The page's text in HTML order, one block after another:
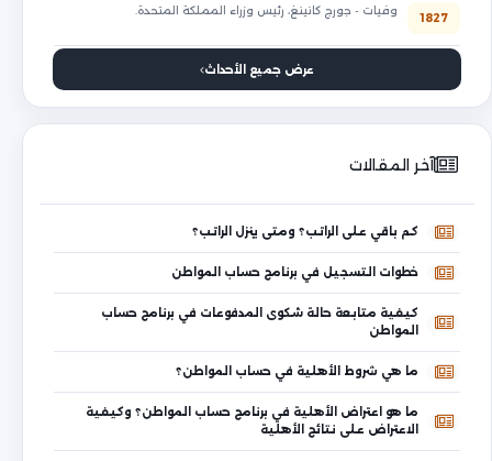
1827
وفيات - جورج كانينغ، رئيس وزراء المملكة المتحدة.
عرض جميع الأحداث
آخر المقالات
كم باقي على الراتب؟ ومتى ينزل الراتب؟
خطوات التسجيل في برنامج حساب المواطن
كيفية متابعة حالة شكوى المدفوعات في برنامج حساب
المواطن
ما هي شروط الأهلية في حساب المواطن؟
ما هو اعتراض الأهلية في برنامج حساب المواطن؟ وكيفية
الاعتراض على نتائج الأهلية